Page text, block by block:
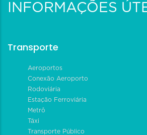
INFORMAÇÕES
Transporte
Aeroportos
Conexão Aeroporto
Rodoviária
Estação Ferroviária
Metrô
Táxi
Transporte Público